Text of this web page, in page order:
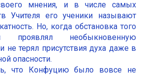
мнения, и в числе самых
Учителя его ученики называют
Но, когда обстановка того
проявлял необыкновенную
не терял присутствия духа даже в
опасности.
что Конфуцию было вовсе не